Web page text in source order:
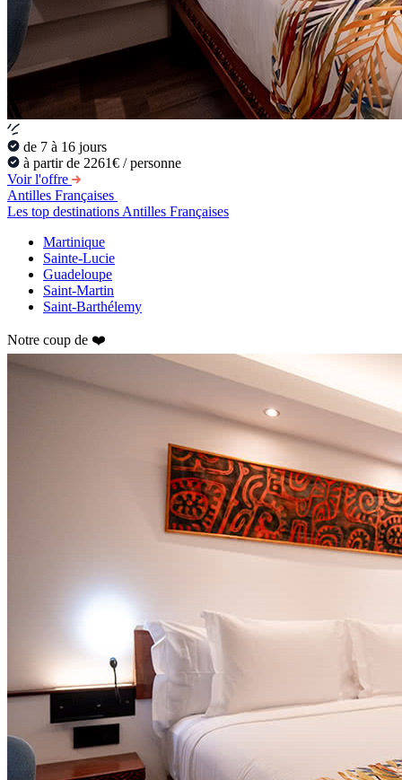
de 7 à 16 jours
à partir de 2261€ / personne
Voir l'offre
Antilles Françaises
Les top destinations Antilles Françaises
Martinique
Sainte-Lucie
Guadeloupe
Saint-Martin
Saint-Barthélemy
Notre coup de ❤️